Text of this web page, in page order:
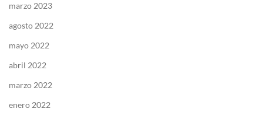
marzo 2023
agosto 2022
mayo 2022
abril 2022
marzo 2022
enero 2022